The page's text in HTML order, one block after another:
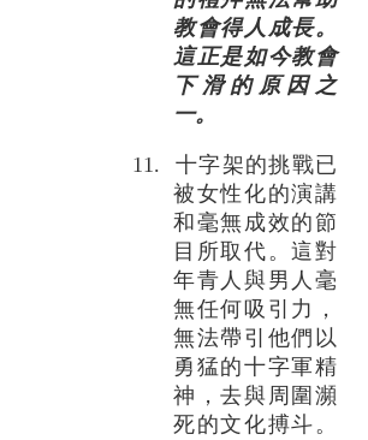
教會得人成長。
這正是如今教會
下滑的原因之
一。
11. 十字架的挑戰已
被女性化的演講
和毫無成效的節
目所取代。這對
年青人與男人毫
無任何吸引力，
無法帶引他們以
勇猛的十字軍精
神，去與周圍瀕
死的文化搏斗。